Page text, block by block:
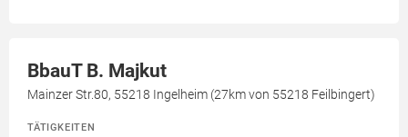
BbauT B. Majkut
Mainzer Str.80, 55218 Ingelheim (27km von 55218 Feilbingert)
TÄTIGKEITEN